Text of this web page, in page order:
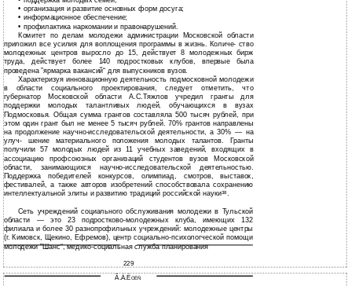
• организация и развитие основных форм досуга;
• информационное обеспечение;
• профилактика наркомании и правонарушений.
Комитет по делам молодежи администрации Московской области
приложил все усилия для воплощения программы в жизнь. Количе- ство
молодежных центров выросло до 15, действует 8 молодежных бирж
труда, действует более 140 подростковых клубов, впервые была
проведена ”ярмарка вакансий“ для выпускников вузов.
Характеризуя инновационную деятельность подмосковной молодежи
в области социального проектирования, следует отметить, что
губернатор Московской области А.С.Тяжлов учредил гранты для
поддержки молодых талантливых людей, обучающихся в вузах
Подмосковья. Общая сумма грантов составляла 500 тысяч рублей, при
этом один грант был не менее 5 тысяч рублей. 70% грантов направлены
на продолжение научно-исследовательской деятельности, а 30% — на
улуч- шение материального положения молодых талантов. Гранты
получили 57 молодых людей из 11 учебных заведений, входящих в
ассоциацию профсоюзных организаций студентов вузов Московской
области, занимающихся научно-исследовательской деятельностью.
Поддержка победителей конкурсов, олимпиад, смотров, выставок,
фестивалей, а также авторов изобретений способствовала сохранению
интеллектуальной элиты и развитию традиций российской науки38.
Сеть учреждений социального обслуживания молодежи в Тульской
области — это 23 подростково-молодежных клуба, имеющих 132
филиала и более 30 разнопрофильных учреждений: молодежные центры
(г. Кимовск, Щекино, Ефремов), центр социально-психологческой помощи
молодежи ”Шанс“, медико-социальная служба планирования
229
Ã.À.ËÓÊÑ